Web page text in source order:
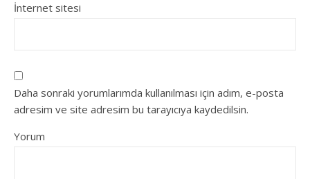
İnternet sitesi
Daha sonraki yorumlarımda kullanılması için adım, e-posta
adresim ve site adresim bu tarayıcıya kaydedilsin.
Yorum